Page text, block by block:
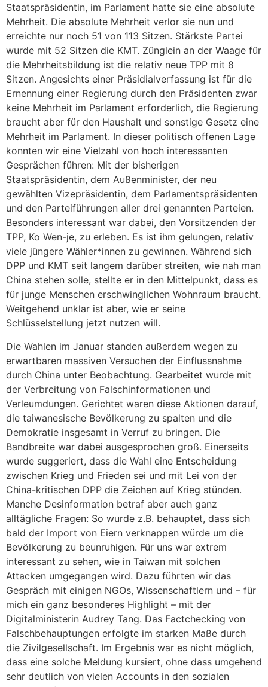
Staatspräsidentin, im Parlament hatte sie eine absolute
Mehrheit. Die absolute Mehrheit verlor sie nun und
erreichte nur noch 51 von 113 Sitzen. Stärkste Partei
wurde mit 52 Sitzen die KMT. Zünglein an der Waage für
die Mehrheitsbildung ist die relativ neue TPP mit 8
Sitzen. Angesichts einer Präsidialverfassung ist für die
Ernennung einer Regierung durch den Präsidenten zwar
keine Mehrheit im Parlament erforderlich, die Regierung
braucht aber für den Haushalt und sonstige Gesetz eine
Mehrheit im Parlament. In dieser politisch offenen Lage
konnten wir eine Vielzahl von hoch interessanten
Gesprächen führen: Mit der bisherigen
Staatspräsidentin, dem Außenminister, der neu
gewählten Vizepräsidentin, dem Parlamentspräsidenten
und den Parteiführungen aller drei genannten Parteien.
Besonders interessant war dabei, den Vorsitzenden der
TPP, Ko Wen-je, zu erleben. Es ist ihm gelungen, relativ
viele jüngere Wähler*innen zu gewinnen. Während sich
DPP und KMT seit langem darüber streiten, wie nah man
China stehen solle, stellte er in den Mittelpunkt, dass es
für junge Menschen erschwinglichen Wohnraum braucht.
Weitgehend unklar ist aber, wie er seine
Schlüsselstellung jetzt nutzen will.
Die Wahlen im Januar standen außerdem wegen zu
erwartbaren massiven Versuchen der Einflussnahme
durch China unter Beobachtung. Gearbeitet wurde mit
der Verbreitung von Falschinformationen und
Verleumdungen. Gerichtet waren diese Aktionen darauf,
die taiwanesische Bevölkerung zu spalten und die
Demokratie insgesamt in Verruf zu bringen. Die
Bandbreite war dabei ausgesprochen groß. Einerseits
wurde suggeriert, dass die Wahl eine Entscheidung
zwischen Krieg und Frieden sei und mit Lei von der
China-kritischen DPP die Zeichen auf Krieg stünden.
Manche Desinformation betraf aber auch ganz
alltägliche Fragen: So wurde z.B. behauptet, dass sich
bald der Import von Eiern verknappen würde um die
Bevölkerung zu beunruhigen. Für uns war extrem
interessant zu sehen, wie in Taiwan mit solchen
Attacken umgegangen wird. Dazu führten wir das
Gespräch mit einigen NGOs, Wissenschaftlern und – für
mich ein ganz besonderes Highlight – mit der
Digitalministerin Audrey Tang. Das Factchecking von
Falschbehauptungen erfolgte im starken Maße durch
die Zivilgesellschaft. Im Ergebnis war es nicht möglich,
dass eine solche Meldung kursiert, ohne dass umgehend
sehr deutlich von vielen Accounts in den sozialen